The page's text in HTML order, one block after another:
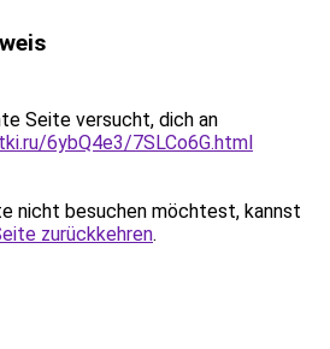
Seite versucht, dich an
6ybQ4e3/7SLCo6G.html
nicht besuchen möchtest, kannst
zurückkehren.